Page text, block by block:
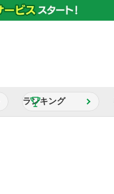
ランキング